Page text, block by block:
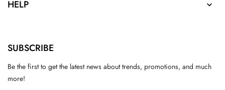
HELP 
SUBSCRIBE
Be the first to get the latest news about trends, promotions, and much
more!